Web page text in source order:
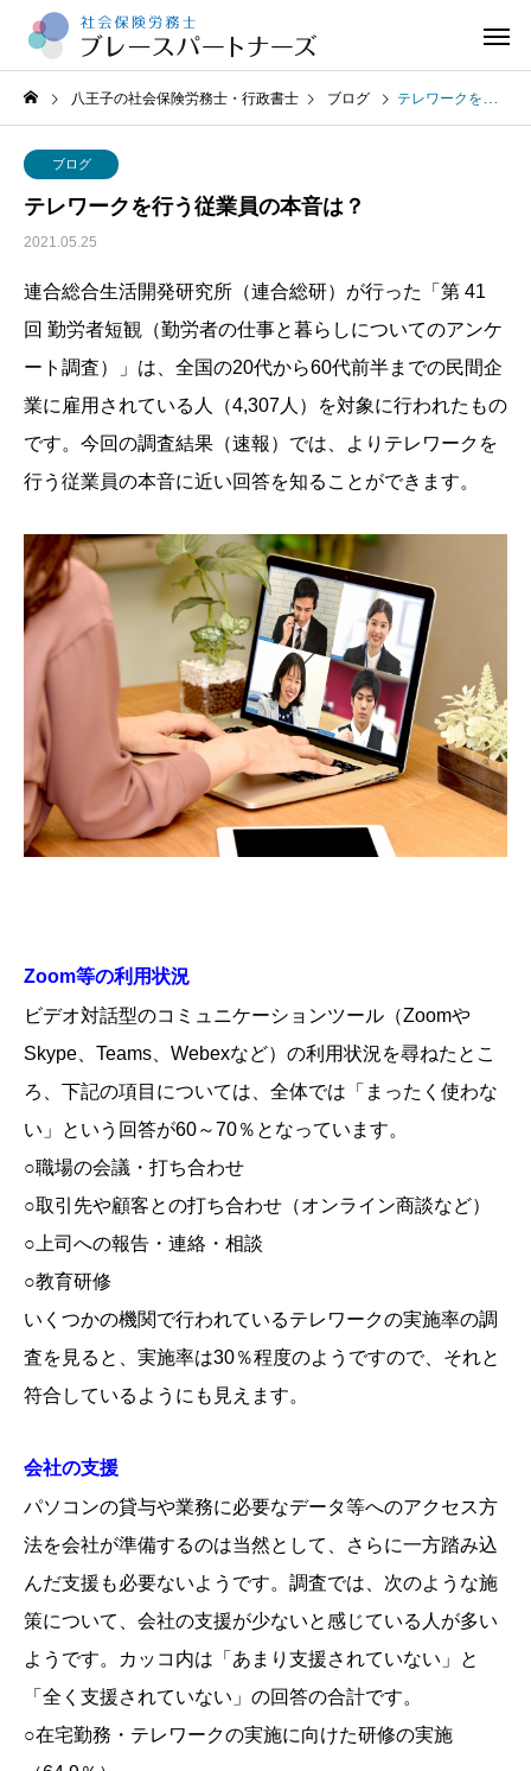
八王子の社会保険労務士・行政書士 ブログ テレワークを行う従業員の本音は？
ブログ
テレワークを行う従業員の本音は？
2021.05.25
連合総合生活開発研究所（連合総研）が行った「第 41
回 勤労者短観（勤労者の仕事と暮らしについてのアンケ
ート調査）」は、全国の20代から60代前半までの民間企
業に雇用されている人（4,307人）を対象に行われたもの
です。今回の調査結果（速報）では、よりテレワークを
行う従業員の本音に近い回答を知ることができます。
Zoom等の利用状況
ビデオ対話型のコミュニケーションツール（Zoomや
Skype、Teams、Webexなど）の利用状況を尋ねたとこ
ろ、下記の項目については、全体では「まったく使わな
い」という回答が60～70％となっています。
○職場の会議・打ち合わせ
○取引先や顧客との打ち合わせ（オンライン商談など）
○上司への報告・連絡・相談
○教育研修
いくつかの機関で行われているテレワークの実施率の調
査を見ると、実施率は30％程度のようですので、それと
符合しているようにも見えます。
会社の支援
パソコンの貸与や業務に必要なデータ等へのアクセス方
法を会社が準備するのは当然として、さらに一方踏み込
んだ支援も必要ないようです。調査では、次のような施
策について、会社の支援が少ないと感じている人が多い
ようです。カッコ内は「あまり支援されていない」と
「全く支援されていない」の回答の合計です。
○在宅勤務・テレワークの実施に向けた研修の実施